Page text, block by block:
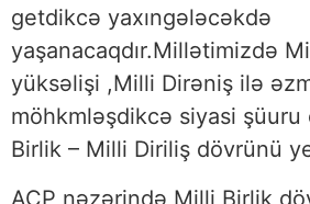
getdikcə yaxıngələcəkdə
yaşanacaqdır.Millətimizdə
yüksəlişi ,Milli Dirəniş ilə
möhkmləşdikcə siyasi şüuru
Birlik – Milli Diriliş dövrünü
ACP nəzərində Milli Birlik